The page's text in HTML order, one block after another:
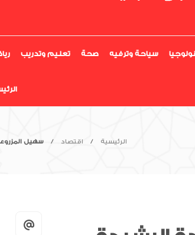
تعليم وتدريب صحة سياحة وترفيه
الرئيسية اقتصاد سهيل